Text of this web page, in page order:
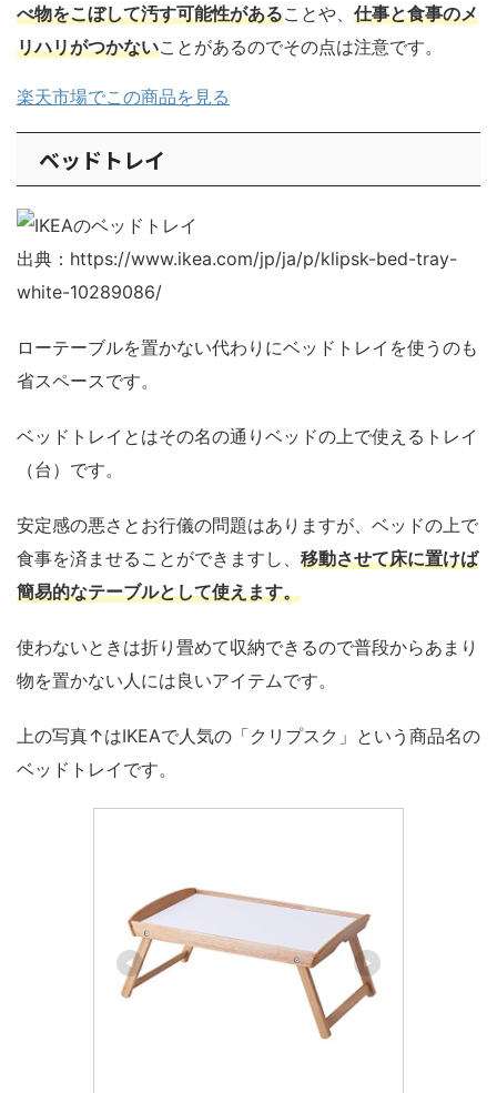
べ物をこぼして汚す可能性があることや、 仕事と食事のメ
リハリがつかないことがあるのでその点は注意です。
楽天市場でこの商品を見る
ベッドトレイ
出典：https://www.ikea.com/jp/ja/p/klipsk-bed-tray-
white-10289086/
ローテーブルを置かない代わりにベッドトレイを使うのも
省スペースです。
ベッドトレイとはその名の通りベッドの上で使えるトレイ
（台）です。
安定感の悪さとお行儀の問題はありますが、ベッドの上で
食事を済ませることができますし、 移動させて床に置けば
簡易的なテーブルとして使えます。
使わないときは折り畳めて収納できるので普段からあまり
物を置かない人には良いアイテムです。
上の写真↑はIKEAで人気の「クリプスク」という商品名の
ベッドトレイです。